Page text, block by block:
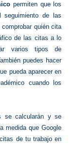
permiten que los
seguimiento de las
quién cita
de las citas a lo
varios tipos de
puedes hacer
pueda aparecer en
cuando los
se calcularán y se
medida que Google
de tu trabajo en